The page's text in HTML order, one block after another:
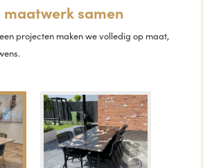
samen
projecten maken we volledig op maat,